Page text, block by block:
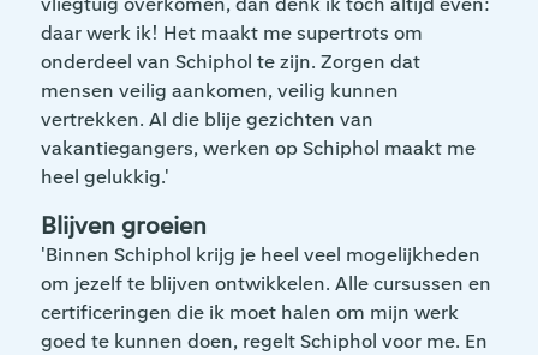
daar werk ik! Het maakt me supertrots om
onderdeel van Schiphol te zijn. Zorgen dat
mensen veilig aankomen, veilig kunnen
vertrekken. Al die blije gezichten van
vakantiegangers, werken op Schiphol maakt me
heel gelukkig.'
Blijven groeien
'Binnen Schiphol krijg je heel veel mogelijkheden
om jezelf te blijven ontwikkelen. Alle cursussen en
certificeringen die ik moet halen om mijn werk
goed te kunnen doen, regelt Schiphol voor me. En